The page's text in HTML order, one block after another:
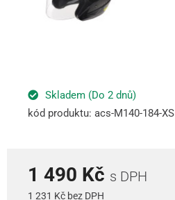
Skladem (Do 2 dnů)
kód produktu: acs-M140-184-XS
1 490 Kč s DPH
1 231 Kč bez DPH